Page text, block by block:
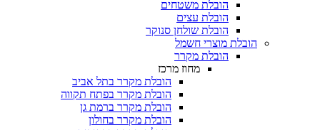
הובלת משטחים​
הובלת עצים​
הובלת שולחן סנוקר​
הובלת מוצרי חשמל
הובלת מקרר​
מחוז מרכז
הובלת מקרר בתל אביב
הובלת מקרר בפתח תקווה
הובלת מקרר ברמת גן
הובלת מקרר בחולון